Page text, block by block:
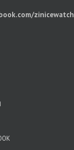
zinicewatch